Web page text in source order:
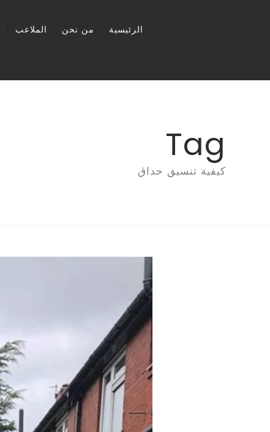
الرئيسية من نحن الملاعب
Tag
كيفية تنسيق حداق